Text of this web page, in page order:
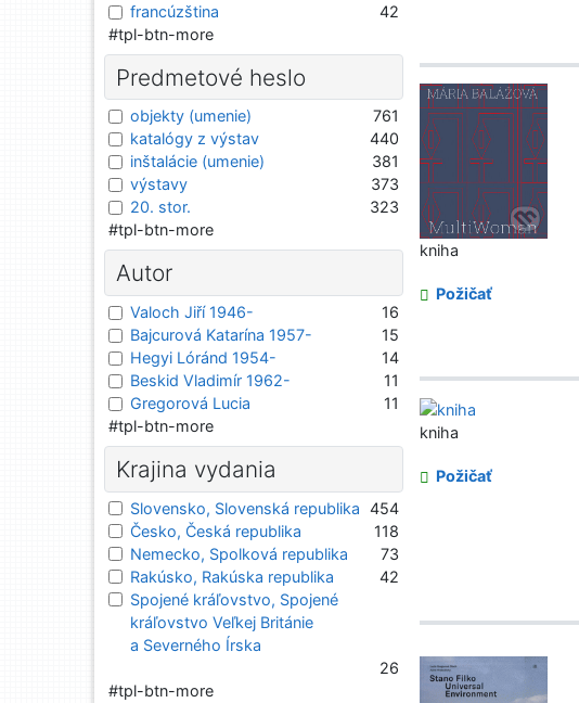
kniha
Požičať
kniha
Požičať
francúzština
42
#tpl-btn-more
Predmetové heslo
objekty (umenie)
761
katalógy z výstav
440
inštalácie (umenie)
381
výstavy
373
20. stor.
323
#tpl-btn-more
Autor
Valoch Jiří 1946-
16
Bajcurová Katarína 1957-
15
Hegyi Lóránd 1954-
14
Beskid Vladimír 1962-
11
Gregorová Lucia
11
#tpl-btn-more
Krajina vydania
Slovensko, Slovenská republika 454
Česko, Česká republika
118
Nemecko, Spolková republika
73
Rakúsko, Rakúska republika
42
Spojené kráľovstvo, Spojené
kráľovstvo Veľkej Británie
a Severného Írska
26
#tpl-btn-more